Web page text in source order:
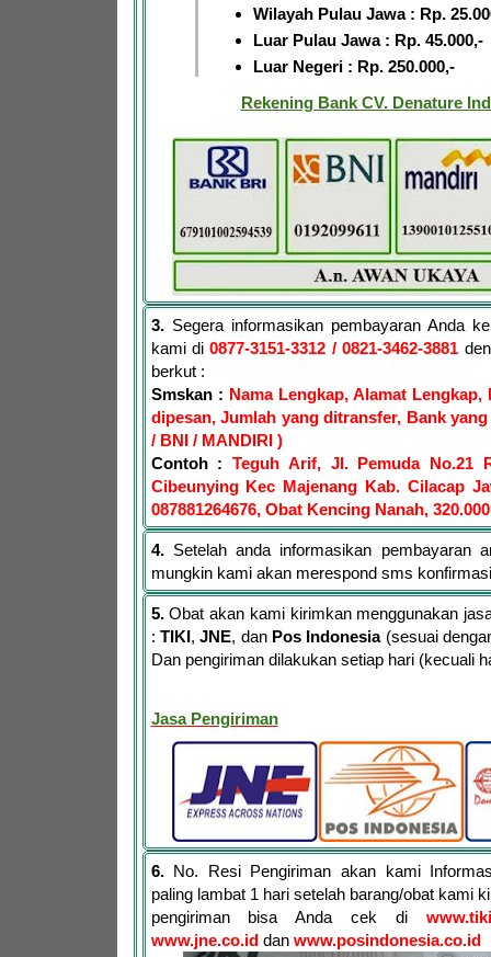
Wilayah Pulau Jawa : Rp.
Luar Pulau Jawa : Rp. 45.000,-
Luar Negeri : Rp. 250.000,-
Rekening Bank CV. Denature
3.Segera informasikan pembayaran Anda
kami di0877-3151-3312 / 0821-3462-3881
berkut :
Smskan : Nama Lengkap, Alamat Lengkap,
dipesan, Jumlah yang ditransfer, Bank
/ BNI / MANDIRI )
Contoh : Teguh Arif, Jl. Pemuda No.21
Cibeunying Kec Majenang Kab. Cilacap
087881264676, Obat Kencing Nanah,
4.Setelah anda informasikan pembayaran
mungkin kami akan merespond sms
5.Obat akan kami kirimkan menggunakan
: TIKI,JNE, dan Pos Indonesia(sesuai
Dan pengiriman dilakukan setiap hari (kecuali
Jasa Pengiriman
6.No. Resi Pengiriman akan kami
paling lambat 1 hari setelah barang/obat kami
pengiriman bisa Anda cek di
www.jne.co.iddan www.posindonesia.co.id